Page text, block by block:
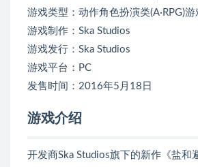
游戏类型：动作角色扮演类(A·RPG)游
游戏制作：Ska Studios
游戏发行：Ska Studios
游戏平台：PC
发售时间：2016年5月18日
游戏介绍
开发商Ska Studios旗下的新作《盐